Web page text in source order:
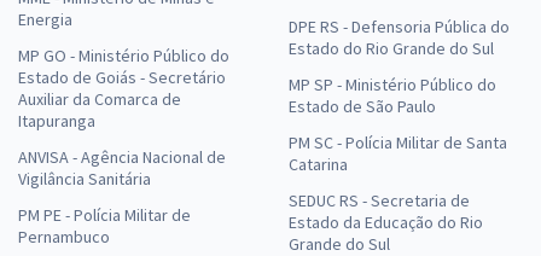
Energia
MP GO - Ministério Público do
Estado de Goiás - Secretário
Auxiliar da Comarca de
Itapuranga
ANVISA - Agência Nacional de
Vigilância Sanitária
PM PE - Polícia Militar de
Pernambuco
DPE RS - Defensoria Pública do
Estado do Rio Grande do Sul
MP SP - Ministério Público do
Estado de São Paulo
PM SC - Polícia Militar de Santa
Catarina
SEDUC RS - Secretaria de
Estado da Educação do Rio
Grande do Sul